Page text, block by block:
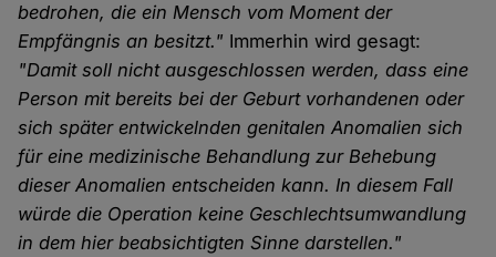
bedrohen, die ein Mensch vom Moment der
Empfängnis an besitzt." Immerhin wird gesagt:
"Damit soll nicht ausgeschlossen werden, dass eine
Person mit bereits bei der Geburt vorhandenen oder
sich später entwickelnden genitalen Anomalien sich
für eine medizinische Behandlung zur Behebung
dieser Anomalien entscheiden kann. In diesem Fall
würde die Operation keine Geschlechtsumwandlung
in dem hier beabsichtigten Sinne darstellen."